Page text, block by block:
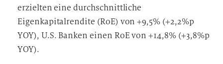
erzielten eine durchschnittliche
Eigenkapitalrendite (RoE) von +9,5% (+2,2%p
YOY), U.S. Banken einen RoE von +14,8% (+3,8%p
YOY).